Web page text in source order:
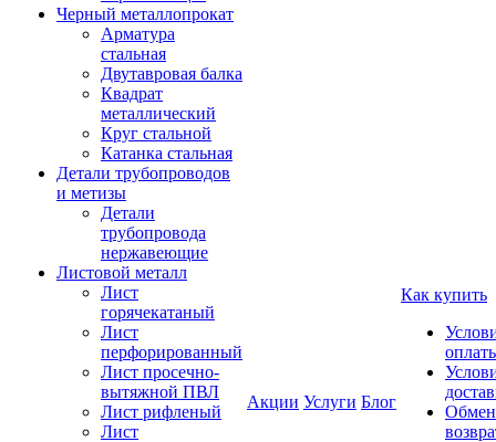
Черный металлопрокат
Арматура
стальная
Двутавровая балка
Квадрат
металлический
Круг стальной
Катанка стальная
Детали трубопроводов
и метизы
Детали
трубопровода
нержавеющие
Листовой металл
Лист
горячекатаный
Лист
перфорированный
Лист просечно-
вытяжной ПВЛ
Лист рифленый
Лист
Акции Услуги Блог
Как купить